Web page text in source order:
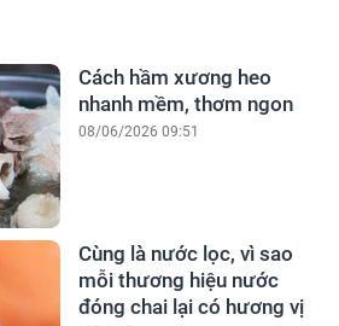
Cách hầm xương heo
nhanh mềm, thơm ngon
08/06/2026 09:51
Cùng là nước lọc, vì sao
mỗi thương hiệu nước
đóng chai lại có hương vị